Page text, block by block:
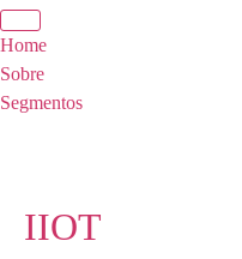
Home
Sobre
Segmentos
IIOT